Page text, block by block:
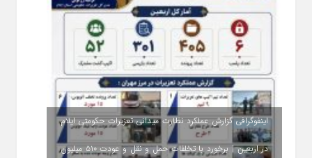
اینفوگرافی گزارش عملکرد نظارت میدانی تعزیرات حکومتی ایلام
در اربعین | برخورد با تخلفات حمل‌ و نقل و عودت ۵۱۰ میلیون